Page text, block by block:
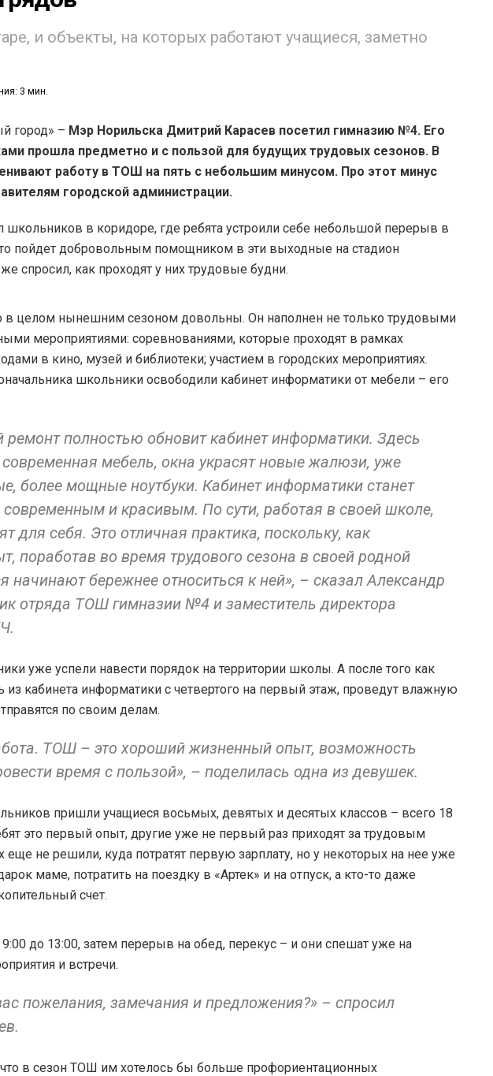
и объекты, на которых работают учащиеся, заметно
3 мин.
город» – Мэр Норильска Дмитрий Карасев посетил гимназию №4. Его
прошла предметно и с пользой для будущих трудовых сезонов. В
работу в ТОШ на пять с небольшим минусом. Про этот минус
городской администрации.
школьников в коридоре, где ребята устроили себе небольшой перерыв в
пойдет добровольным помощником в эти выходные на стадион
спросил, как проходят у них трудовые будни.
в целом нынешним сезоном довольны. Он наполнен не только трудовыми
мероприятиями: соревнованиями, которые проходят в рамках
в кино, музей и библиотеки; участием в городских мероприятиях.
школьники освободили кабинет информатики от мебели – его
ремонт полностью обновит кабинет информатики. Здесь
современная мебель, окна украсят новые жалюзи, уже
более мощные ноутбуки. Кабинет информатики станет
и красивым. По сути, работая в своей школе,
для себя. Это отличная практика, поскольку, как
поработав во время трудового сезона в своей родной
начинают бережнее относиться к ней», – сказал Александр
отряда ТОШ гимназии №4 и заместитель директора
уже успели навести порядок на территории школы. А после того как
из кабинета информатики с четвертого на первый этаж, проведут влажную
по своим делам.
ТОШ – это хороший жизненный опыт, возможность
время с пользой», – поделилась одна из девушек.
пришли учащиеся восьмых, девятых и десятых классов – всего 18
это первый опыт, другие уже не первый раз приходят за трудовым
не решили, куда потратят первую зарплату, но у некоторых на нее уже
маме, потратить на поездку в «Артек» и на отпуск, а кто-то даже
счет.
до 13:00, затем перерыв на обед, перекус – и они спешат уже на
и встречи.
пожелания, замечания и предложения?» – спросил
что в сезон ТОШ им хотелось бы больше профориентационных